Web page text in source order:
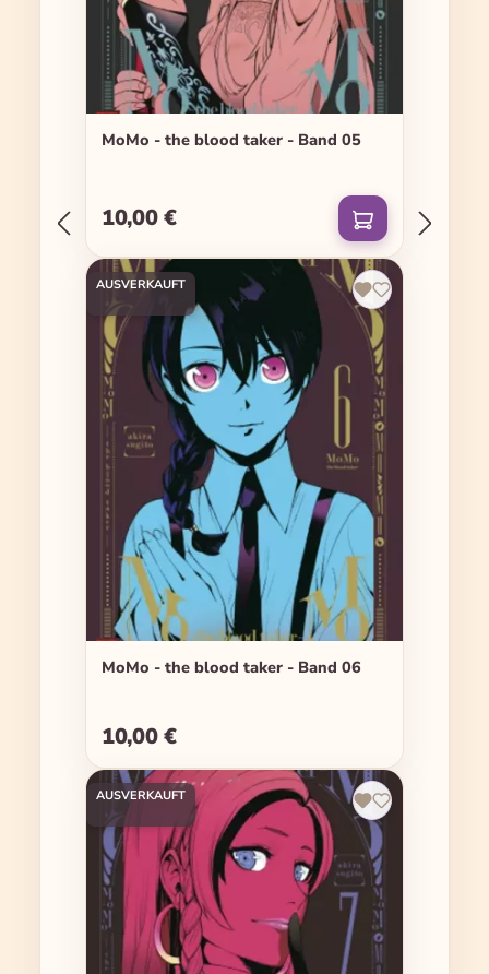
MoMo - the blood taker - Band 05
Regulärer Preis:
10,00 €
AUSVERKAUFT
MoMo - the blood taker - Band 06
Regulärer Preis:
10,00 €
AUSVERKAUFT